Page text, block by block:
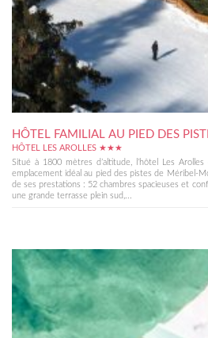
HÔTEL FAMILIAL AU PIED DES
HÔTEL LES AROLLES ★★★
Situé à 1800 mètres d’altitude, l’hôtel Les
emplacement idéal au pied des pistes de Méribel-
de ses prestations : 52 chambres spacieuses et
une grande terrasse plein sud,...